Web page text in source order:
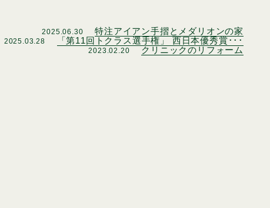
2025.06.30 特注アイアン手摺とメダリオンの家
2025.03.28 「第11回トクラス選手権」 西日本優秀賞･･･
2023.02.20 クリニックのリフォーム